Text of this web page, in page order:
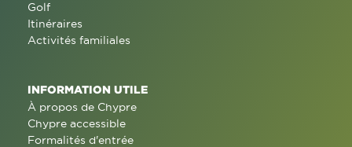
Golf
Itinéraires
Activités familiales
INFORMATION UTILE
À propos de Chypre
Chypre accessible
Formalités d'entrée